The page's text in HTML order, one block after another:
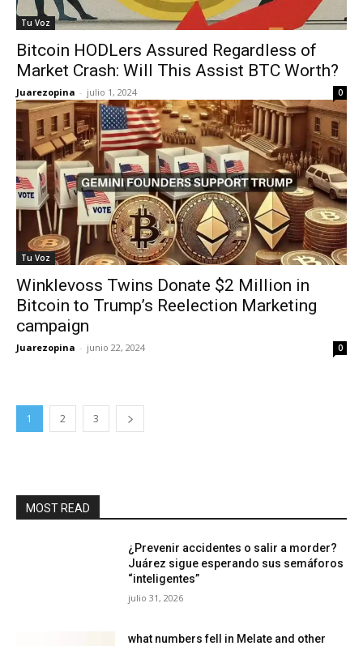
Tu Voz
Bitcoin HODLers Assured Regardless of
Market Crash: Will This Assist BTC Worth?
Juarezopina - julio 1, 2024 0
Tu Voz
Winklevoss Twins Donate $2 Million in
Bitcoin to Trump’s Reelection Marketing
campaign
Juarezopina - junio 22, 2024 0
1 2 3
MOST READ
¿Prevenir accidentes o salir a morder?
Juárez sigue esperando sus semáforos
“inteligentes”
julio 31, 2026
what numbers fell in Melate and other